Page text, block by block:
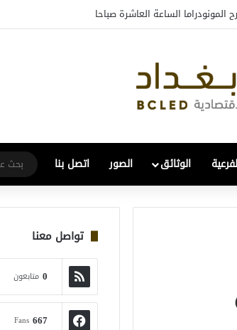
الساعة العاشرة صباحا
الوثائق الصور اتصل بنا
تواصل معنا
0 متابعون
667
Fans